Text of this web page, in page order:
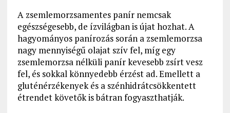
A zsemlemorzsamentes panír nemcsak
egészségesebb, de ízvilágban is újat hozhat. A
hagyományos panírozás során a zsemlemorzsa
nagy mennyiségű olajat szív fel, míg egy
zsemlemorzsa nélküli panír kevesebb zsírt vesz
fel, és sokkal könnyedebb érzést ad. Emellett a
gluténérzékenyek és a szénhidrátcsökkentett
étrendet követők is bátran fogyaszthatják.